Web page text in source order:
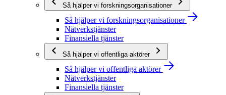
Så hjälper vi forskningsorganisationer
Så hjälper vi forskningsorganisationer
Nätverkstjänster
Finansiella tjänster
Så hjälper vi offentliga aktörer
Så hjälper vi offentliga aktörer
Nätverkstjänster
Finansiella tjänster